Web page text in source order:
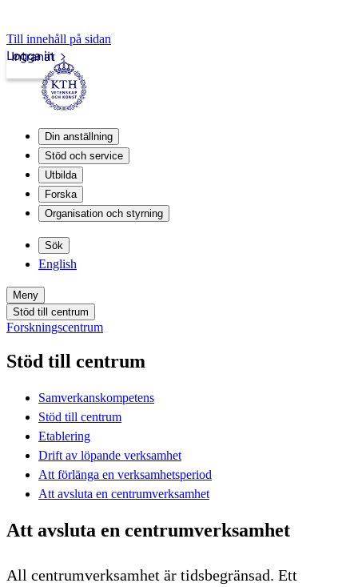
Till innehåll på sidan
Intranät
Logga in
Din anställning
Stöd och service
Utbilda
Forska
Organisation och styrning
Sök
English
Meny
Stöd till centrum
Forskningscentrum
Stöd till centrum
Samverkanskompetens
Stöd till centrum
Etablering
Drift av löpande verksamhet
Att förlänga en verksamhetsperiod
Att avsluta en centrumverksamhet
Att avsluta en centrumverksamhet
All centrumverksamhet är tidsbegränsad. Ett